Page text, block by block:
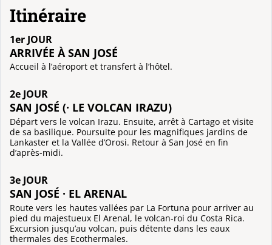
Itinéraire
1er JOUR
ARRIVÉE À SAN JOSÉ
Accueil à l’aéroport et transfert à l’hôtel.
2e JOUR
SAN JOSÉ (· LE VOLCAN IRAZU)
Départ vers le volcan Irazu. Ensuite, arrêt à Cartago et visite
de sa basilique. Poursuite pour les magnifiques jardins de
Lankaster et la Vallée d’Orosi. Retour à San José en fin
d’après-midi.
3e JOUR
SAN JOSÉ · EL ARENAL
Route vers les hautes vallées par La Fortuna pour arriver au
pied du majestueux El Arenal, le volcan-roi du Costa Rica.
Excursion jusqu’au volcan, puis détente dans les eaux
thermales des Ecothermales.